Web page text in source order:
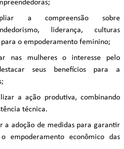
a compreensão sobre
liderança, culturas
o empoderamento feminino;
nas mulheres o interesse pelo
seus benefícios para a
a ação produtiva, combinando
técnica.
a adoção de medidas para garantir
empoderamento econômico das